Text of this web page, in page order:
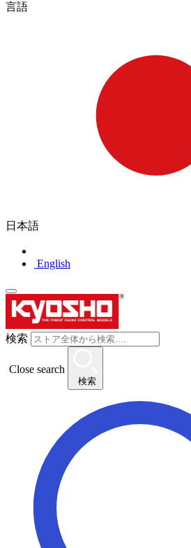
言語
日本語
English
検索
Close search
検索